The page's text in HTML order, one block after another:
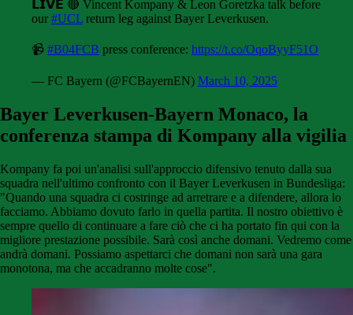
𝗟𝗜𝗩𝗘 🔴 Vincent Kompany & Leon Goretzka talk before
our #UCL return leg against Bayer Leverkusen.
📹 #B04FCB press conference: https://t.co/OqoByyF51O
— FC Bayern (@FCBayernEN) March 10, 2025
Bayer Leverkusen-Bayern Monaco, la
conferenza stampa di Kompany alla vigilia
Kompany fa poi un'analisi sull'approccio difensivo tenuto dalla sua
squadra nell'ultimo confronto con il Bayer Leverkusen in Bundesliga:
"Quando una squadra ci costringe ad arretrare e a difendere, allora lo
facciamo. Abbiamo dovuto farlo in quella partita. Il nostro obiettivo è
sempre quello di continuare a fare ciò che ci ha portato fin qui con la
migliore prestazione possibile. Sarà così anche domani. Vedremo come
andrà domani. Possiamo aspettarci che domani non sarà una gara
monotona, ma che accadranno molte cose".